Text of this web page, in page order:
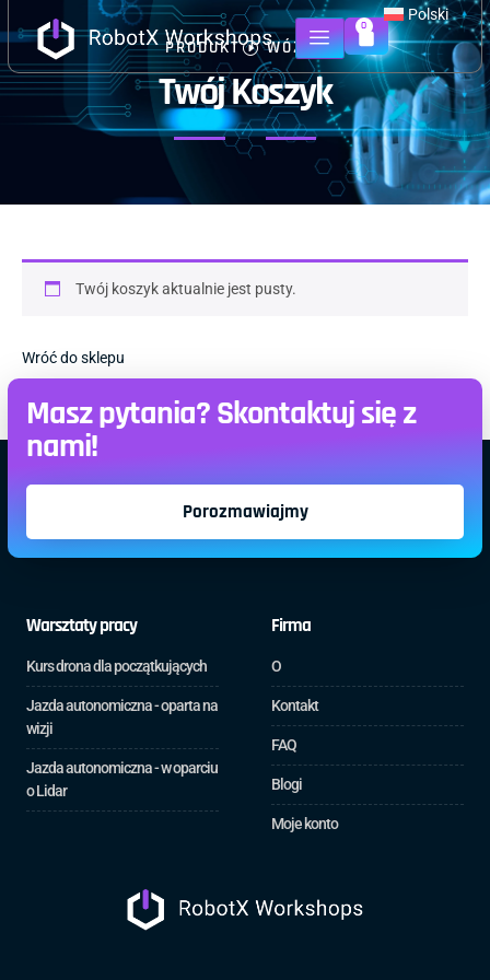
Polski
0
PRODUKT WÓZEK
Twój Koszyk
Twój koszyk aktualnie jest pusty.
Wróć do sklepu
Masz pytania? Skontaktuj się z
nami!
Porozmawiajmy
Warsztaty pracy
Kurs drona dla początkujących
Jazda autonomiczna - oparta na
wizji
Jazda autonomiczna - w oparciu
o Lidar
Firma
O
Kontakt
FAQ
Blogi
Moje konto